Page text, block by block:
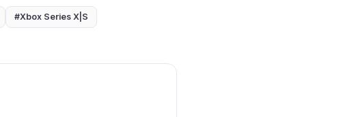
#Xbox Series X|S